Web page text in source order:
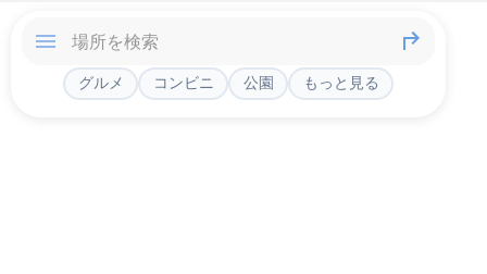
グルメ コンビニ 公園 もっと見る